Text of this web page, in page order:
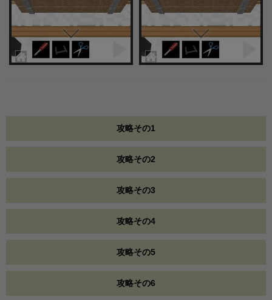
攻略その1
攻略その2
攻略その3
攻略その4
攻略その5
攻略その6